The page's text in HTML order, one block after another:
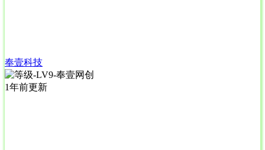
奉壹科技
1年前更新